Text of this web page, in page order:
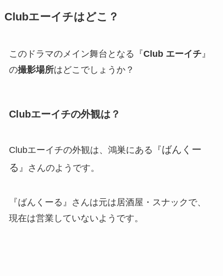
Clubエーイチはどこ？
このドラマのメイン舞台となる『Club エーイチ』
の撮影場所はどこでしょうか？
Clubエーイチの外観は？
Clubエーイチの外観は、鴻巣にある『ばんくー
る 』さんのようです。
『ばんくーる』さんは元は居酒屋・スナックで、
現在は営業していないようです。